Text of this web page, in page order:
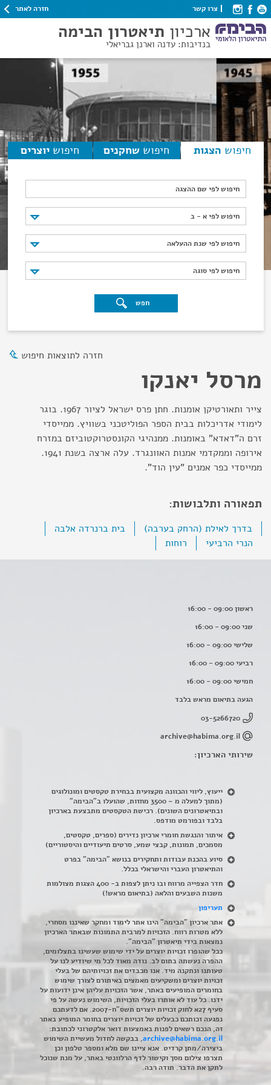
צרו קשר חזרה לאתר
ארכיון תיאטרון הבימה
בנדיבות: עדנה וארנן גבריאלי
חיפוש הצגות חיפוש שחקנים חיפוש יוצרים
חיפוש לפי שם ההצגה
חיפוש לפי א - ב
חיפוש לפי א - ב
חיפוש לפי שנת ההעלאה
חיפוש לפי שנת ההעלאה
חיפוש לפי סוגה
חיפוש לפי סוגה
חפש
חזרה לתוצאות חיפוש
מרסל יאנקו
צייר ותאורטיקן אומנות. חתן פרס ישראל לציור 1967. בוגר
לימודי אדריכלות בבית הספר הפוליטכני בשוויץ. ממייסדי
זרם ה"דאדא" באומנות. ממנהיגי הקונסטרוקטוביזם במזרח
אירופה וממקדמי אמנות האוונגרד. עלה ארצה בשנת 1941.
ממייסדי כפר אמנים "עין הוד".
תפאורה ותלבושות:
בדרך לאילת (הרחק בערבה)
בית ברנרדה אלבה
הנרי הרביעי
רוחות
ראשון 09:00 - 16:00
שני 09:00 - 16:00
שלישי 09:00 - 16:00
רביעי 09:00 - 16:00
חמישי 09:00 - 16:00
הגעה בתיאום מראש בלבד
03-5266720
archive@habima.org.il
שירותי הארכיון:
ייעוץ, ליווי והכוונה מקצועית בבחירת טקסטים ומונולוגים
(מתוך למעלה מ – 3500 מחזות, שהועלו ב"הבימה"
ובתיאטרונים השונים). רכישת הטקסטים מתבצעת בארכיון
בלבד ובפורמט מודפס.
איתור והנגשת חומרי ארכיון נדירים (ספרים, טקסטים,
מסמכים, תמונות, קבצי שמע, סרטים תיעודיים והיסטוריים)
סיוע בהכנת עבודות ותחקירים בנושא "הבימה" בפרט
והתיאטרון העברי והישראלי בכלל.
חדר הצפייה מרווח ובו ניתן לצפות ב- 400 הצגות מצולמות
משנות השבעים והלאה (בתיאום מראש!)
תעריפון
אתר ארכיון "הבימה" הינו אתר לימוד ומחקר שאיננו מסחרי,
ללא מטרות רווח. הזכויות למרבית התמונות שבאתר הארכיון
נמצאות בידי תיאטרון "הבימה".
ככל שהופרו זכויות יוצרים על ידי שימוש שעשינו בתצלומים,
ההפרה נעשתה בתום לב. נודה מאוד לכל מי שיודיע לנו על
טעותנו ונתקנה מיד. אנו מכבדים את זכויותיהם של בעלי
זכויות יוצרים ומשקיעים מאמצים באיתורם לצורך שימוש
בחומרים המופיעים באתר, אשר הזכויות עליהן אינן ידועות על
ידנו. כל עוד לא אותרו בעלי הזכויות, השימוש נעשה על פי
סעיף 27א לחוק זכויות יוצרים תשס"ח-2007. אם לדעתכם
נפגעה זכותכם כבעלים של זכויות יוצרים בחומר המופיע באתר
זה, הנכם רשאים לפנות באמצעות דואר אלקטרוני לכתובת:
archive@habima.org.il, בבקשה לחדול מעשיית השימוש
ביצירה/מתן קרדיט. אנא ציינו שם מלא ומספר טלפון וכן
תצרפו צילום מסך וקישור לדף הרלוונטי באתר, על מנת שנוכל
לתקן את הדבר. תודה רבה.